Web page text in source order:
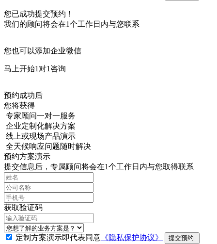
您已成功提交预约！
我们的顾问将会在1个工作日内与您联系
您也可以添加企业微信
马上开始1对1咨询
预约成功后
您将获得
专家顾问一对一服务
企业定制化解决方案
线上或现场产品演示
全天候响应问题随时解决
预约方案演示
提交信息后，专属顾问将会在1个工作日内与您取得联系
获取验证码
定制方案演示即代表同意 《隐私保护协议》 提交预约